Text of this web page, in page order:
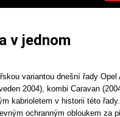
v jednom
variantou dnešní řady Opel
2004), kombi Caravan
kabrioletem v historii této
ochranným obloukem za